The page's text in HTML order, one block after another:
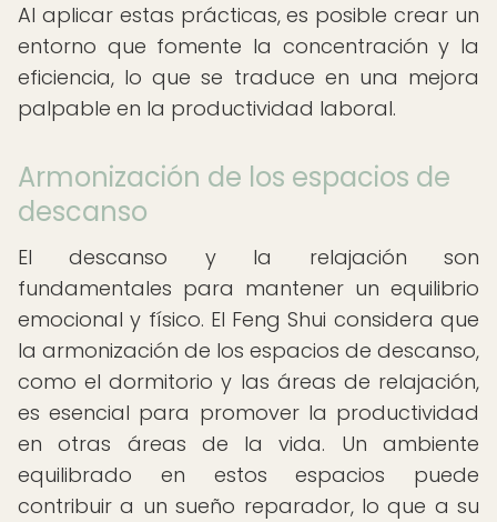
Al aplicar estas prácticas, es posible crear un
entorno que fomente la concentración y la
eficiencia, lo que se traduce en una mejora
palpable en la productividad laboral.
Armonización de los espacios de
descanso
El descanso y la relajación son
fundamentales para mantener un equilibrio
emocional y físico. El Feng Shui considera que
la armonización de los espacios de descanso,
como el dormitorio y las áreas de relajación,
es esencial para promover la productividad
en otras áreas de la vida. Un ambiente
equilibrado en estos espacios puede
contribuir a un sueño reparador, lo que a su